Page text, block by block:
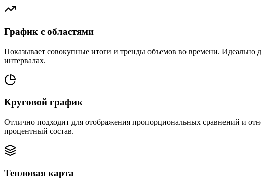
График с областями
Показывает совокупные итоги и тренды объемов во времени.
интервалах.
Круговой график
Отлично подходит для отображения пропорциональных сравнений и
процентный состав.
Тепловая карта